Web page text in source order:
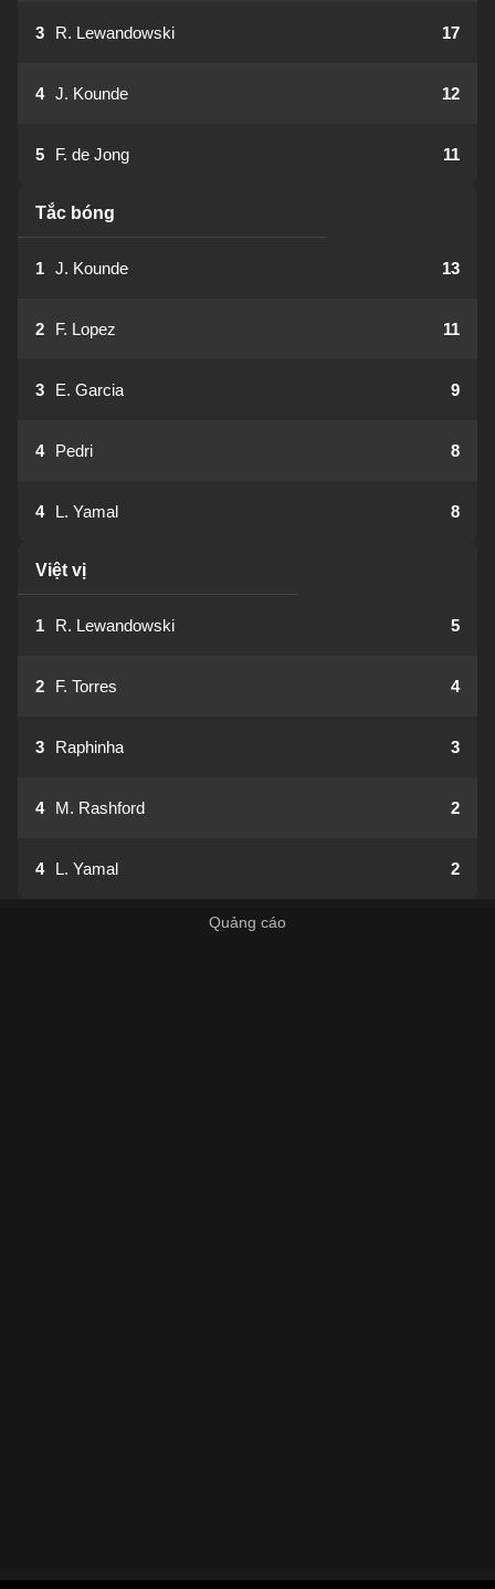
3 R. Lewandowski 17
4 J. Kounde 12
5 F. de Jong 11
Tắc bóng
1 J. Kounde 13
2 F. Lopez 11
3 E. Garcia 9
4 Pedri 8
4 L. Yamal 8
Việt vị
1 R. Lewandowski 5
2 F. Torres 4
3 Raphinha 3
4 M. Rashford 2
4 L. Yamal 2